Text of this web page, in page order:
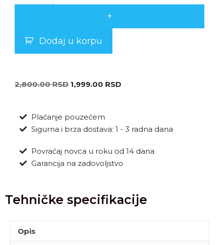
+
Dodaj u korpu
2,800.00RSD 1,999.00 RSD
Plaćanje pouzećem
Sigurna i brza dostava: 1 - 3 radna dana
Povraćaj novca u roku od 14 dana
Garancija na zadovoljstvo
Tehničke specifikacije
Opis